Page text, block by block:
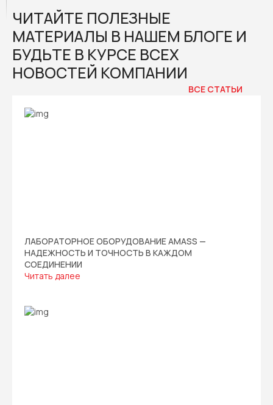
ЧИТАЙТЕ ПОЛЕЗНЫЕ
МАТЕРИАЛЫ В НАШЕМ БЛОГЕ И
БУДЬТЕ В КУРСЕ ВСЕХ
НОВОСТЕЙ КОМПАНИИ
ВСЕ СТАТЬИ
ЛАБОРАТОРНОЕ ОБОРУДОВАНИЕ AMASS —
НАДЕЖНОСТЬ И ТОЧНОСТЬ В КАЖДОМ
СОЕДИНЕНИИ
Читать далее